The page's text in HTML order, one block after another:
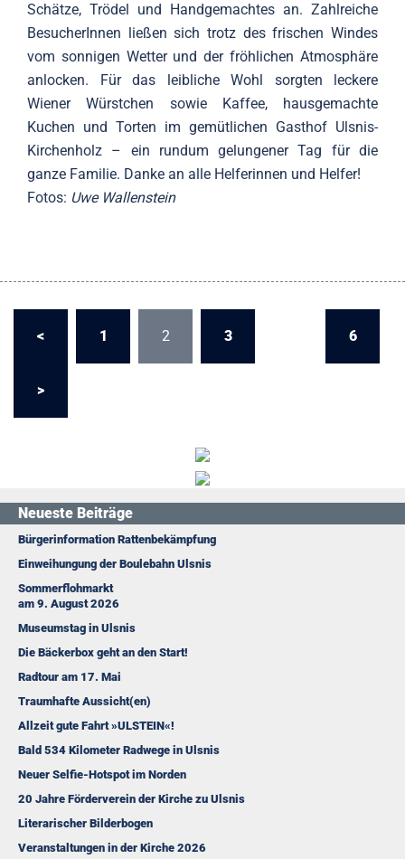
Schätze, Trödel und Handgemachtes an. Zahlreiche
BesucherInnen ließen sich trotz des frischen Windes
vom sonnigen Wetter und der fröhlichen Atmosphäre
anlocken. Für das leibliche Wohl sorgten leckere
Wiener Würstchen sowie Kaffee, hausgemachte
Kuchen und Torten im gemütlichen Gasthof Ulsnis-
Kirchenholz – ein rundum gelungener Tag für die
ganze Familie. Danke an alle Helferinnen und Helfer!
Fotos: Uwe Wallenstein
Seitennummerierung
Beiträge
< 1 2 3 6
>
Neueste Beiträge
Bürgerinformation Rattenbekämpfung
Einweihungung der Boulebahn Ulsnis
Sommerflohmarkt
am 9. August 2026
Museumstag in Ulsnis
Die Bäckerbox geht an den Start!
Radtour am 17. Mai
Traumhafte Aussicht(en)
Allzeit gute Fahrt »ULSTEIN«!
Bald 534 Kilometer Radwege in Ulsnis
Neuer Selfie-Hotspot im Norden
20 Jahre Förderverein der Kirche zu Ulsnis
Literarischer Bilderbogen
Veranstaltungen in der Kirche 2026